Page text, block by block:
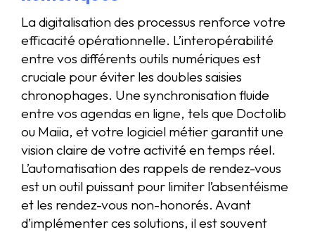
La digitalisation des processus renforce votre
efficacité opérationnelle. L’interopérabilité
entre vos différents outils numériques est
cruciale pour éviter les doubles saisies
chronophages. Une synchronisation fluide
entre vos agendas en ligne, tels que Doctolib
ou Maiia, et votre logiciel métier garantit une
vision claire de votre activité en temps réel.
L’automatisation des rappels de rendez-vous
est un outil puissant pour limiter l’absentéisme
et les rendez-vous non-honorés. Avant
d’implémenter ces solutions, il est souvent